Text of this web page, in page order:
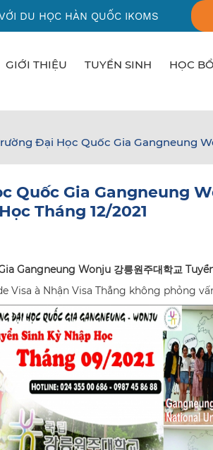
DU HỌC HÀN QUỐC IKOMS
GIỚI THIỆU TUYỂN SINH HỌC
Đại Học Quốc Gia Gangneung
Quốc Gia Gangneung
Tháng 12/2021
Gangneung Wonju 강릉원주대학교
Visa à Nhận Visa Thẳng không phỏng